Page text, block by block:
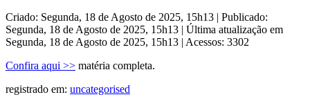
Criado: Segunda, 18 de Agosto de 2025, 15h13 | Publicado:
Segunda, 18 de Agosto de 2025, 15h13 | Última atualização em
Segunda, 18 de Agosto de 2025, 15h13 | Acessos: 3302
Confira aqui >> matéria completa.
registrado em: uncategorised